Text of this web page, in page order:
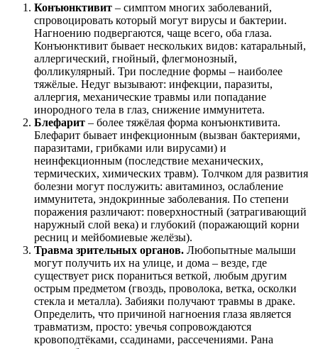
Конъюнктивит – симптом многих заболеваний,
спровоцировать который могут вирусы и бактерии.
Нагноению подвергаются, чаще всего, оба глаза.
Конъюнктивит бывает нескольких видов: катаральный,
аллергический, гнойный, флегмонозный,
фолликулярный. Три последние формы – наиболее
тяжёлые. Недуг вызывают: инфекции, паразиты,
аллергия, механические травмы или попадание
инородного тела в глаз, снижение иммунитета.
Блефарит – более тяжёлая форма конъюнктивита.
Блефарит бывает инфекционным (вызван бактериями,
паразитами, грибками или вирусами) и
неинфекционным (последствие механических,
термических, химических травм). Толчком для развития
болезни могут послужить: авитаминоз, ослабление
иммунитета, эндокринные заболевания. По степени
поражения различают: поверхностный (затрагивающий
наружный слой века) и глубокий (поражающий корни
ресниц и мейбомиевые желёзы).
Травма зрительных органов. Любопытные малыши
могут получить их на улице, и дома – везде, где
существует риск пораниться веткой, любым другим
острым предметом (гвоздь, проволока, ветка, осколки
стекла и металла). Забияки получают травмы в драке.
Определить, что причиной нагноения глаза является
травматизм, просто: увечья сопровождаются
кровоподтёками, ссадинами, рассечениями. Рана